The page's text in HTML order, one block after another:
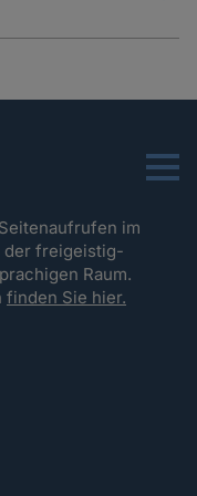
Menu
im
der freigeistig-
Raum.
finden Sie hier.